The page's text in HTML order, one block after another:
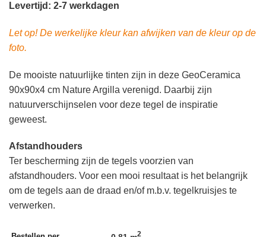
€ 98,95.
Levertijd: 2-7 werkdagen
Let op! De werkelijke kleur kan afwijken van de kleur op de
foto.
De mooiste natuurlijke tinten zijn in deze GeoCeramica
90x90x4 cm Nature Argilla verenigd. Daarbij zijn
natuurverschijnselen voor deze tegel de inspiratie
geweest.
Afstandhouders
Ter bescherming zijn de tegels voorzien van
afstandhouders. Voor een mooi resultaat is het belangrijk
om de tegels aan de draad en/of m.b.v. tegelkruisjes te
verwerken.
2